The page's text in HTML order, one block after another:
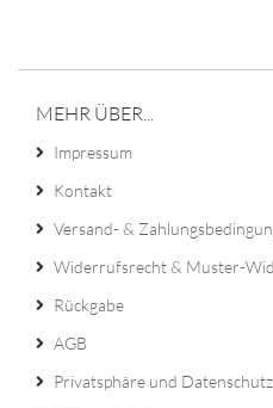
MEHR ÜBER...
Impressum
Kontakt
Versand- &
Widerrufsrecht & Muster-
Rückgabe
AGB
Privatsphäre und Datenschutz